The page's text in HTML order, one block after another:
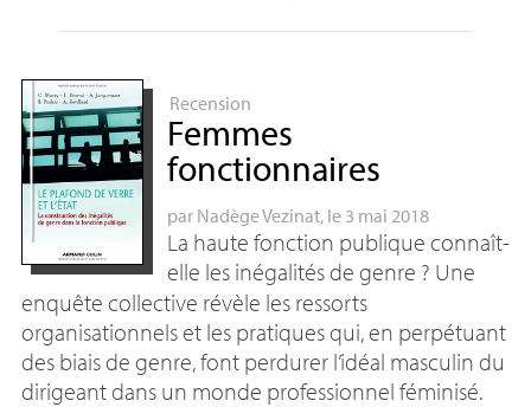
Recension
Femmes
fonctionnaires
par Nadège Vezinat, le 3 mai 2018
La haute fonction publique connaît-
elle les inégalités de genre ? Une
enquête collective révèle les ressorts
organisationnels et les pratiques qui, en perpétuant
des biais de genre, font perdurer l’idéal masculin du
dirigeant dans un monde professionnel féminisé.